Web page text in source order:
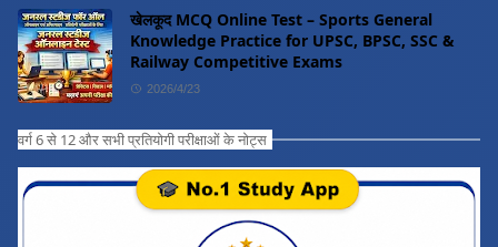
खेलकूद MCQ Online Test – Sports General
Knowledge Practice for UPSC, BPSC, SSC &
Railway Competitive Exams
2026/4/23
वर्ग 6 से 12 और सभी प्रतियोगी परीक्षाओं के नोट्स